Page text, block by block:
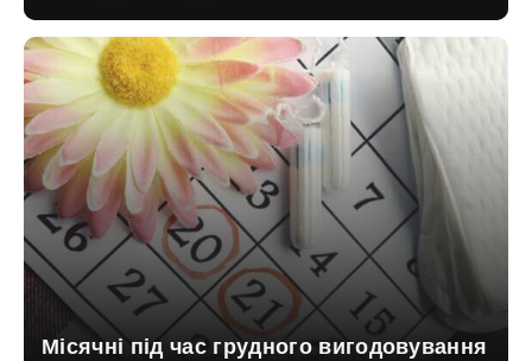
Місячні під час грудного вигодовування